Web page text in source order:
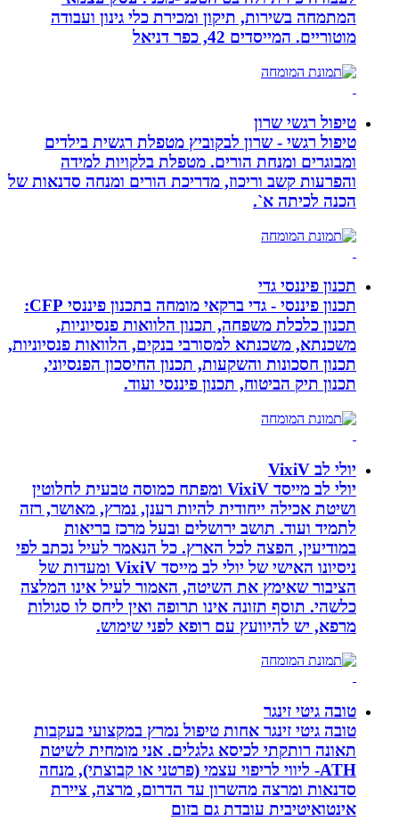
המתמחה בשירות, תיקון ומכירת כלי גינון ועבודה
מוטוריים. המייסדים 42, כפר דניאל
טיפול רגשי שרון
טיפול רגשי - שרון לבקוביץ מטפלת רגשית בילדים
ומבוגרים ומנחת הורים. מטפלת בלקויות למידה
והפרעות קשב וריכוז, מדריכת הורים ומנחה סדנאות של
הכנה לכיתה א`.
תכנון פיננסי גדי
תכנון פיננסי - גדי ברקאי מומחה בתכנון פיננסי CFP:
תכנון כלכלת משפחה, תכנון הלוואות פנסיוניות,
משכנתא, משכנתא למסורבי בנקים, הלוואות פנסיוניות,
תכנון חסכונות והשקעות, תכנון החיסכון הפנסיוני,
תכנון תיק הביטוח, תכנון פיננסי ועוד.
יולי לב VixiV
יולי לב מייסד VixiV ומפתח כמוסה טבעית לחלוטין
ושיטת אכילה ייחודית להיות רענן, נמרץ, מאושר, רזה
לתמיד ועוד. תושב ירושלים ובעל מרכז בריאות
במודיעין, הפצה לכל הארץ. כל הנאמר לעיל נכתב לפי
ניסיונו האישי של יולי לב מייסד VixiV ומעדות של
הציבור שאימץ את השיטה, האמור לעיל אינו המלצה
כלשהי. תוסף תזונה אינו תרופה ואין ליחס לו סגולות
מרפא, יש להיוועץ עם רופא לפני שימוש.
טובה גיטי זינגר
טובה גיטי זינגר אחות טיפול נמרץ במקצועי בעקבות
תאונה רותקתי לכיסא גלגלים. אני מומחית לשיטת
ATH- ליווי לריפוי עצמי (פרטני או קבוצתי), מנחה
סדנאות ומרצה מהשרון עד הדרום, מרצה, ציירת
אינטואיטיבית עובדת גם בזום